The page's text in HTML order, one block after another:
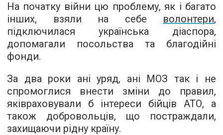
На початку війни цю проблему, як і багато
інших, взяли на себе волонтери,
підключилася українська діаспора,
допомагали посольства та благодійні
фонди.
За два роки ані уряд, ані МОЗ так і не
спромоглися внести зміни до правил,
яківраховували б інтереси бійців АТО, а
також добровольців, що постраждали,
захищаючи рідну країну.